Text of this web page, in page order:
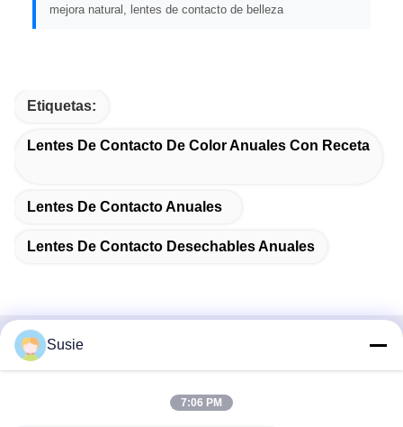
mejora natural, lentes de contacto de belleza
Etiquetas:
Lentes De Contacto De Color Anuales Con Receta
Lentes De Contacto Anuales
Lentes De Contacto Desechables Anuales
Contacto rápido
Susie
7:06 PM